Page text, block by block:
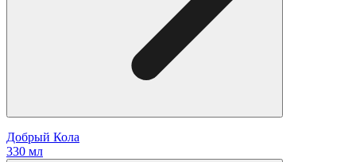
Добрый Кола
330 мл